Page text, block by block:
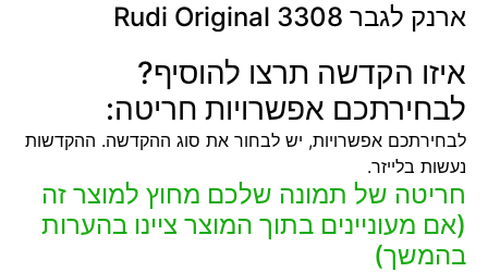
ארנק לגבר 3308 Rudi Original
איזו הקדשה תרצו להוסיף?
לבחירתכם אפשרויות חריטה:
לבחירתכם אפשרויות, יש לבחור את סוג ההקדשה. ההקדשות
נעשות בלייזר.
חריטה של תמונה שלכם מחוץ למוצר זה
(אם מעוניינים בתוך המוצר ציינו בהערות
בהמשך)